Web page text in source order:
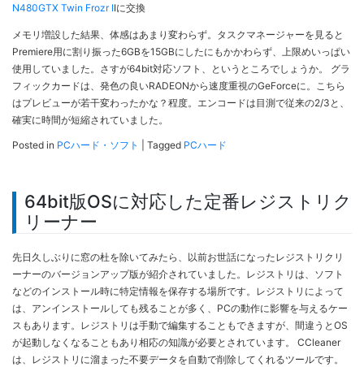
N480GTX Twin Frozr IIに交換
メモリ増設した結果、体感はあまり変わらず。タスクマネージャーを見ると
Premiere用に割り振った6GBを15GBにしたにもかかわらず、上限めいっぱい
使用していました。さすが64bit対応ソフト、というところでしょうか。 グラ
フィックカードは、発色の良いRADEONから速度重視のGeForceに。こちら
はプレビューが若干変わったかな？程度。エンコードは目測で従来の2/3と、
確実に時間が短縮されていました。
Posted in PCハード・ソフト Tagged PCハード
64bit版OSに対応した定番レジストリク
リーナー
先日久しぶりに窓の杜を除いてみたら、以前お世話になったレジストリクリ
ーナーのバージョンアップ版が紹介されていました。レジストリは、ソフト
などのインストール時に特定情報を保存する場所です。レジストリによって
は、アンインストールしても残ることが多く、PCの動作に影響を与えるケー
スもあります。レジストリは手動で編集することもできますが、間違うとOS
が起動しなくなることもあり相応の知識が必要とされています。 CCleaner
は、レジストリに溜まった不要データを自動で削除してくれるツールです。